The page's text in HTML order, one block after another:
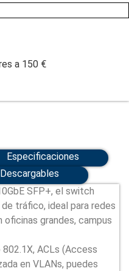
a 150 €
Especificaciones
Descargables
SFP+, el switch
tráfico, ideal para redes
oficinas grandes, campus
802.1X, ACLs (Access
en VLANs, puedes